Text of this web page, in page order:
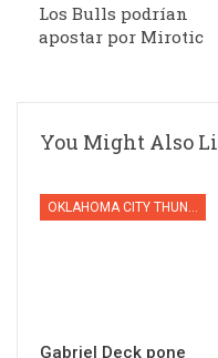
Los Bulls podrían
apostar por Mirotic
You Might Also
Gabriel Deck pone